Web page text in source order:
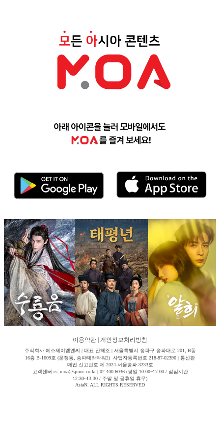
이용약관 개인정보처리방침
주식회사 에스제이엠엔씨 | 대표 안해조 | 서울특별시 송파구 송파대로 201, B동
16층 B-1609호 (문정동, 송파테라타워2) 사업자등록번호 218-87-02390 | 통신판
매업 신고번호 제-2024-서울송파-3233호
고객센터 cs_moa@sjmnc.co.kr | 02-400-6036 (평일 10:00~17:00 / 점심시간
12:30~13:30 / 주말 및 공휴일 휴무)
AsiaN. ALL RIGHTS RESERVED